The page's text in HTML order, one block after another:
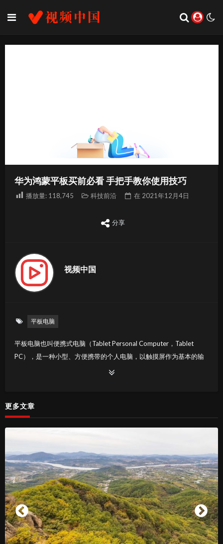
华为鸿蒙平板买前必看 手把手教你使用技巧
播放量: 118,745 科技前沿 在 2021年12月4日
分享
视频中国
平板电脑
平板电脑也叫便携式电脑（Tablet Personal Computer，Tablet
PC），是一种小型、方便携带的个人电脑，以触摸屏作为基本的输
入设备。它拥有的触摸屏（也称为数位板技术）允许用户通过触控
（如果该机型配备的话）实现输入。
更多文章